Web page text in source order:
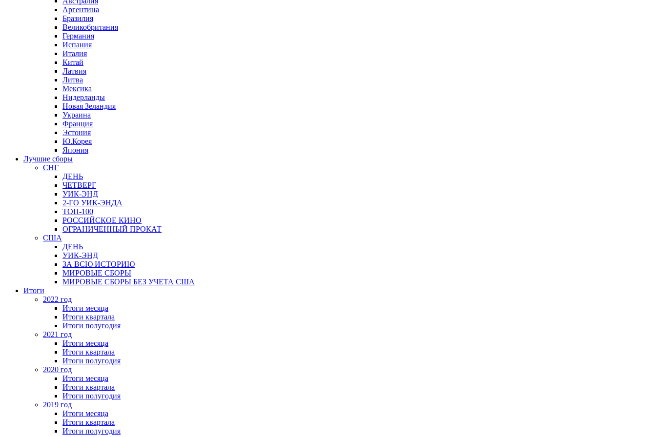
Аргентина
Бразилия
Великобритания
Германия
Испания
Италия
Китай
Латвия
Литва
Мексика
Нидерланды
Новая Зеландия
Украина
Франция
Эстония
Ю.Корея
Япония
Лучшие сборы
СНГ
ДЕНЬ
ЧЕТВЕРГ
УИК-ЭНД
2-ГО УИК-ЭНДА
ТОП-100
РОССИЙСКОЕ КИНО
ОГРАНИЧЕННЫЙ ПРОКАТ
США
ДЕНЬ
УИК-ЭНД
ЗА ВСЮ ИСТОРИЮ
МИРОВЫЕ СБОРЫ
МИРОВЫЕ СБОРЫ БЕЗ УЧЕТА США
Итоги
2022 год
Итоги месяца
Итоги квартала
Итоги полугодия
2021 год
Итоги месяца
Итоги квартала
Итоги полугодия
2020 год
Итоги месяца
Итоги квартала
Итоги полугодия
2019 год
Итоги месяца
Итоги квартала
Итоги полугодия